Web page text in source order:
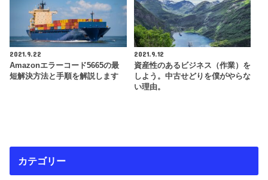
2021.9.22
Amazonエラーコード5665の最
短解決方法と手順を解説します
2021.9.12
資産性のあるビジネス（作業）を
しよう。中古せどりを僕がやらな
い理由。
カテゴリー